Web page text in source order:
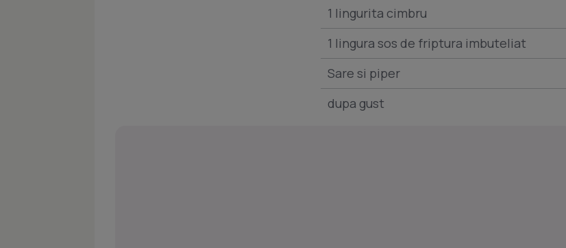
1 lingurita cimbru
1 lingura sos de friptura imbuteliat
Sare si piper
dupa gust